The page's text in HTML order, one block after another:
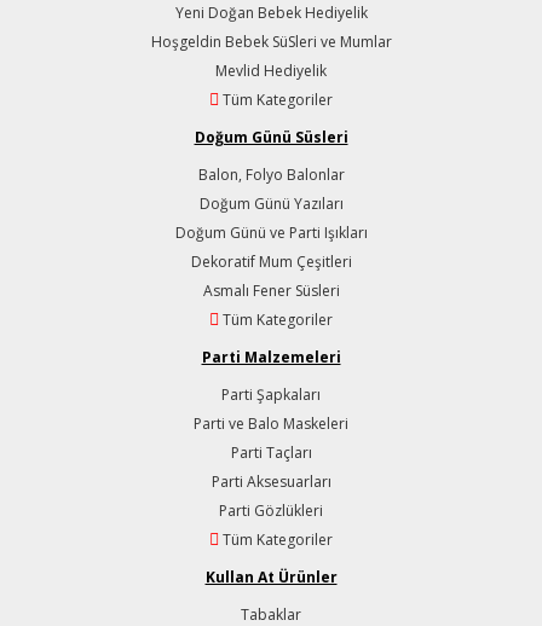
Yeni Doğan Bebek Hediyelik
Hoşgeldin Bebek SüSleri ve Mumlar
Mevlid Hediyelik
Tüm Kategoriler
Doğum Günü Süsleri
Balon, Folyo Balonlar
Doğum Günü Yazıları
Doğum Günü ve Parti Işıkları
Dekoratif Mum Çeşitleri
Asmalı Fener Süsleri
Tüm Kategoriler
Parti Malzemeleri
Parti Şapkaları
Parti ve Balo Maskeleri
Parti Taçları
Parti Aksesuarları
Parti Gözlükleri
Tüm Kategoriler
Kullan At Ürünler
Tabaklar